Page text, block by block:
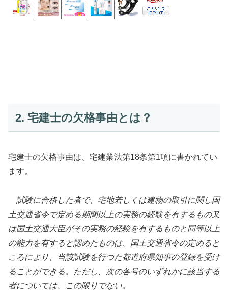
2. 宅建士の欠格事由とは？
宅建士の欠格事由は、宅建業法第18条第1項に書かれてい
ます。
試験に合格した者で、宅地若しくは建物の取引に関し国
土交通省令で定める期間以上の実務の経験を有するもの又
は国土交通大臣がその実務の経験を有するものと同等以上
の能力を有すると認めたものは、国土交通省令の定めると
ころにより、当該試験を行つた都道府県知事の登録を受け
ることができる。ただし、次の各号のいずれかに該当する
者については、この限りでない。